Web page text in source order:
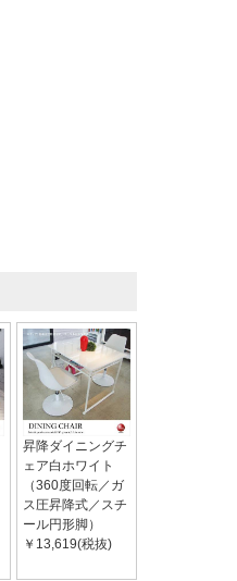
昇降ダイニングチ
ェア白ホワイト
（360度回転／ガ
ス圧昇降式／スチ
ール円形脚）
￥13,619(税抜)